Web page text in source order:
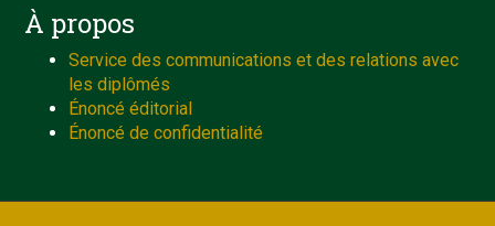
À propos
Service des communications et des relations avec
les diplômés
Énoncé éditorial
Énoncé de confidentialité